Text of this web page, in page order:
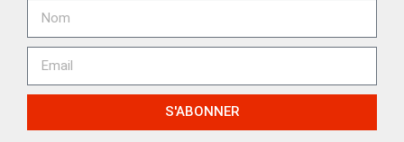
S'ABONNER